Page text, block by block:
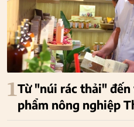
1Từ "núi rác thải"
phẩm nông nghiệp